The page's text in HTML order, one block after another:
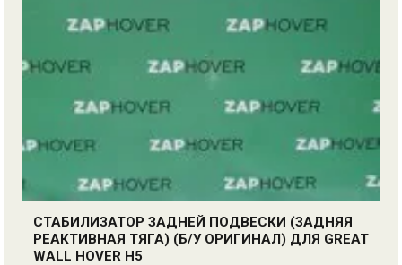
СТАБИЛИЗАТОР ЗАДНЕЙ ПОДВЕСКИ (ЗАДНЯЯ
РЕАКТИВНАЯ ТЯГА) (Б/У ОРИГИНАЛ) ДЛЯ GREAT
WALL HOVER H5